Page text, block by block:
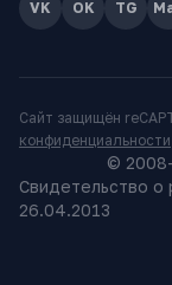
VK OK TG
Сайт защищён
конфиденциальности
©
Свидетельство
26.04.2013